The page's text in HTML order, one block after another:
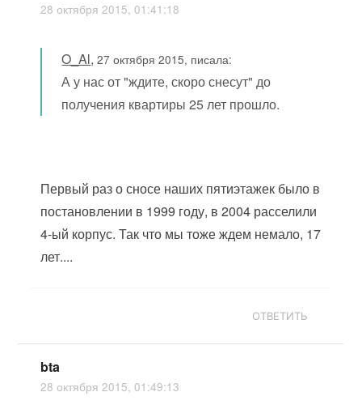
28 октября 2015, 01:41:18
O_Al,27 октября 2015, писала:
А у нас от "ждите, скоро снесут" до
получения квартиры 25 лет прошло.
Первый раз о сносе наших пятиэтажек было в
постановлении в 1999 году, в 2004 расселили
4-ый корпус. Так что мы тоже ждем немало, 17
лет....
ОТВЕТИТЬ
bta
28 октября 2015, 01:49:13